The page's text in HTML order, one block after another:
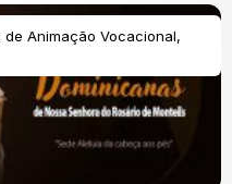
Animação Vocacional,